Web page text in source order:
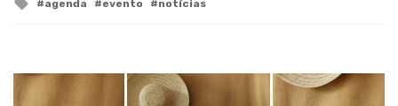
agenda evento notícias